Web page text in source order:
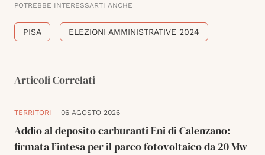
POTREBBE INTERESSARTI ANCHE
PISA ELEZIONI AMMINISTRATIVE 2024
Articoli Correlati
TERRITORI 06 AGOSTO 2026
Addio al deposito carburanti Eni di Calenzano:
firmata l’intesa per il parco fotovoltaico da 20 Mw